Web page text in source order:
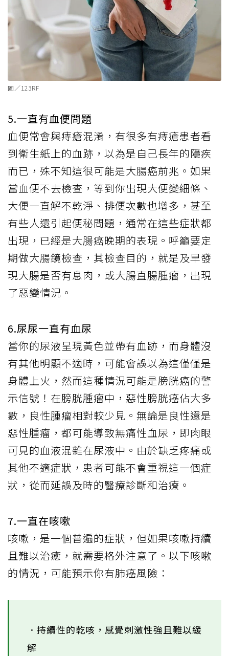
圖／123RF
5.一直有血便問題
血便常會與痔瘡混淆，有很多有痔瘡患者看
到衛生紙上的血跡，以為是自己長年的隱疾
而已，殊不知這很可能是大腸癌前兆。如果
當血便不去檢查，等到你出現大便變細條、
大便一直解不乾淨、排便次數也增多，甚至
有些人還引起便秘問題，通常在這些症狀都
出現，已經是大腸癌晚期的表現。呼籲要定
期做大腸鏡檢查，其檢查目的，就是及早發
現大腸是否有息肉，或大腸直腸腫瘤，出現
了惡變情況。
6.尿尿一直有血尿
當你的尿液呈現黃色並帶有血跡，而身體沒
有其他明顯不適時，可能會誤以為這僅僅是
身體上火，然而這種情況可能是膀胱癌的警
示信號！在膀胱腫瘤中，惡性膀胱癌佔大多
數，良性腫瘤相對較少見。無論是良性還是
惡性腫瘤，都可能導致無痛性血尿，即肉眼
可見的血液混雜在尿液中。由於缺乏疼痛或
其他不適症狀，患者可能不會重視這一個症
狀，從而延誤及時的醫療診斷和治療。
7.一直在咳嗽
咳嗽，是一個普遍的症狀，但如果咳嗽持續
且難以治癒，就需要格外注意了。以下咳嗽
的情況，可能預示你有肺癌風險：
．持續性的乾咳，感覺刺激性強且難以緩
解